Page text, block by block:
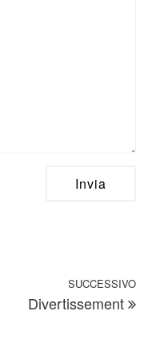
SUCCESSIVO
Divertissement